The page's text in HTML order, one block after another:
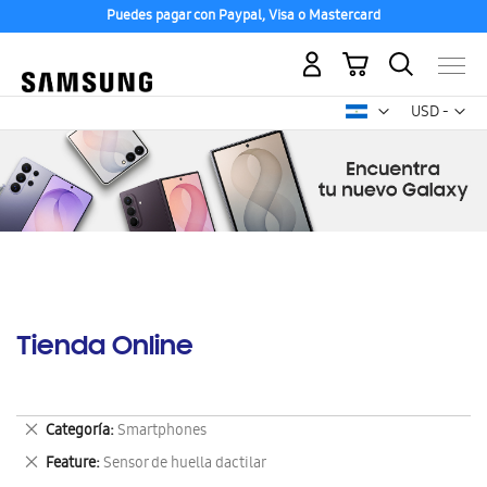
Puedes pagar con Paypal, Visa o Mastercard
USD -
dólar
Mi carrito
Tienda Online
Categoría Smartphones
Eliminar
este
artículo
Feature Sensor de huella dactilar
Eliminar